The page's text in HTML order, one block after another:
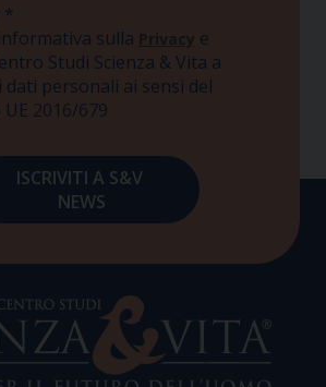
*
sulla Privacy e
Studi Scienza & Vita a
personali ai sensi del
2016/679